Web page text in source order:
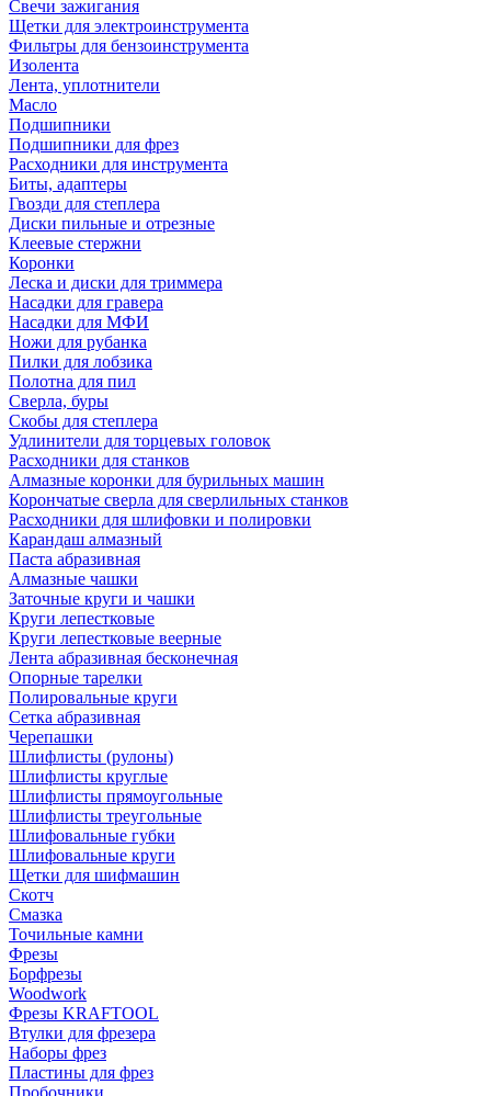
Свечи зажигания
Щетки для электроинструмента
Фильтры для бензоинструмента
Изолента
Лента, уплотнители
Масло
Подшипники
Подшипники для фрез
Расходники для инструмента
Биты, адаптеры
Гвозди для степлера
Диски пильные и отрезные
Клеевые стержни
Коронки
Леска и диски для триммера
Насадки для гравера
Насадки для МФИ
Ножи для рубанка
Пилки для лобзика
Полотна для пил
Сверла, буры
Скобы для степлера
Удлинители для торцевых головок
Расходники для станков
Алмазные коронки для бурильных машин
Корончатые сверла для сверлильных станков
Расходники для шлифовки и полировки
Карандаш алмазный
Паста абразивная
Алмазные чашки
Заточные круги и чашки
Круги лепестковые
Круги лепестковые веерные
Лента абразивная бесконечная
Опорные тарелки
Полировальные круги
Сетка абразивная
Черепашки
Шлифлисты (рулоны)
Шлифлисты круглые
Шлифлисты прямоугольные
Шлифлисты треугольные
Шлифовальные губки
Шлифовальные круги
Щетки для шифмашин
Скотч
Смазка
Точильные камни
Фрезы
Борфрезы
Woodwork
Фрезы KRAFTOOL
Втулки для фрезера
Наборы фрез
Пластины для фрез
Пробочники